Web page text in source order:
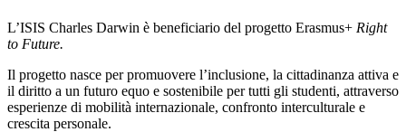
L’ISIS Charles Darwin è beneficiario del progetto Erasmus+ Right
to Future.
Il progetto nasce per promuovere l’inclusione, la cittadinanza attiva e
il diritto a un futuro equo e sostenibile per tutti gli studenti, attraverso
esperienze di mobilità internazionale, confronto interculturale e
crescita personale.